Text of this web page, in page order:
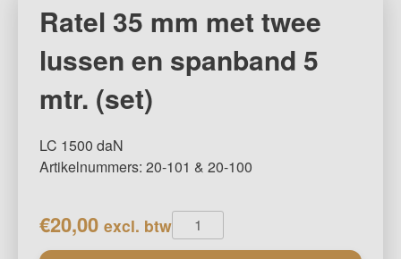
Ratel 35 mm met twee
lussen en spanband 5
mtr. (set)
LC 1500 daN
Artikelnummers: 20-101 & 20-100
€20,00 excl. btwRatel
35